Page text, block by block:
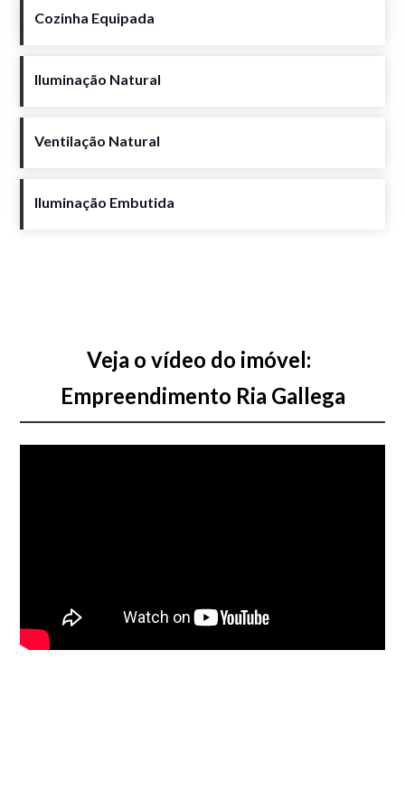
Cozinha Equipada
Iluminação Natural
Ventilação Natural
Iluminação Embutida
Veja o vídeo do imóvel:
Empreendimento Ria Gallega